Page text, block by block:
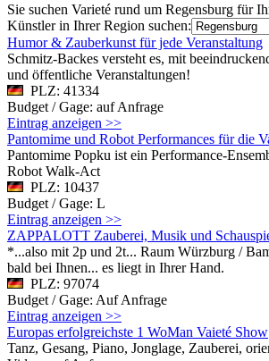
Sie suchen Varieté rund um Regensburg für
Künstler in Ihrer Region suchen:
Humor & Zauberkunst für jede Veranstaltung
Schmitz-Backes versteht es, mit
und öffentliche Veranstaltungen!
PLZ: 41334
Budget / Gage: auf Anfrage
Eintrag anzeigen >>
Pantomime und Robot Performances für die
Pantomime Popku ist ein Performance-
Robot Walk-Act
PLZ: 10437
Budget / Gage: L
Eintrag anzeigen >>
ZAPPALOTT Zauberei, Musik und
*...also mit 2p und 2t... Raum Würzburg /
bald bei Ihnen... es liegt in Ihrer Hand.
PLZ: 97074
Budget / Gage: Auf Anfrage
Eintrag anzeigen >>
Europas erfolgreichste 1 WoMan Vaieté Show
Tanz, Gesang, Piano, Jonglage, Zauberei,